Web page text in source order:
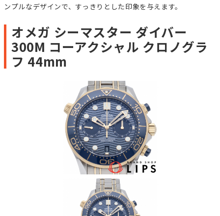
ンプルなデザインで、すっきりとした印象を与えます。
オメガ シーマスター ダイバー
300M コーアクシャル クロノグラ
フ 44mm